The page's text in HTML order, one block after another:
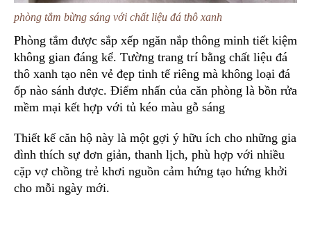
phòng tắm bừng sáng với chất liệu đá thô xanh
Phòng tắm được sắp xếp ngăn nắp thông minh tiết kiệm
không gian đáng kể. Tường trang trí bằng chất liệu đá
thô xanh tạo nên vẻ đẹp tinh tế riêng mà không loại đá
ốp nào sánh được. Điểm nhấn của căn phòng là bồn rửa
mềm mại kết hợp với tủ kéo màu gỗ sáng
Thiết kế căn hộ này là một gợi ý hữu ích cho những gia
đình thích sự đơn giản, thanh lịch, phù hợp với nhiều
cặp vợ chồng trẻ khơi nguồn cảm hứng tạo hứng khởi
cho mỗi ngày mới.